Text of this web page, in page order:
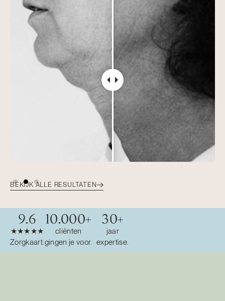
BEKIJK ALLE RESULTATEN
★★★★★
Zorgkaart.
9.6
cliënten
gingen je voor.
10.000+
jaar
expertise.
30+